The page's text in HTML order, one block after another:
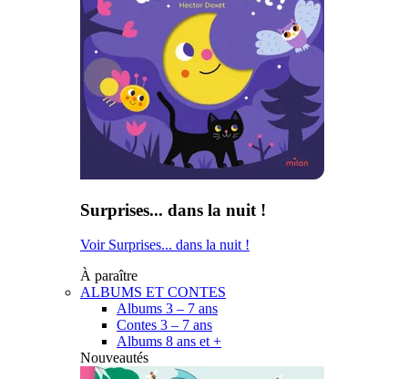
Surprises... dans la nuit !
Voir Surprises... dans la nuit !
À paraître
ALBUMS ET CONTES
Albums 3 – 7 ans
Contes 3 – 7 ans
Albums 8 ans et +
Nouveautés